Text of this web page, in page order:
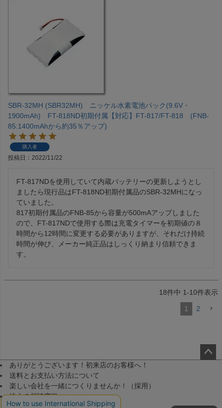
SBR-32MH (SBR32MH) ニッケル水素電池パック(9.6V・
1900mAh) FT-818ND初期付属【対応】FT-817/FT-818 (FNB-
85:1400mAhから約35％アップ)
購入者
投稿日 2022/11/22
FT-817NDを使用していて内蔵バッテリーの更新しようとし
ましたら現行品はFT-818ND初期付属品のSBR-32MHになっ
ていました。
817初期付属品のFNB-85から容量が500mAアップしました
ので、FT-817NDで使用する際は充電タイマーを初期値の８
時間から12時間に変更する必要がありますが、それだけ持続
時間が伸び、メーカー純正品はしっくり納まり信頼できま
す。
18件中 1-10件表示
1 2
ありがとうございます！初来店のお客様へ！
送料とお支払い方法について
楽しい会社を一緒につくりませんか！（採用）
法人の相談窓口